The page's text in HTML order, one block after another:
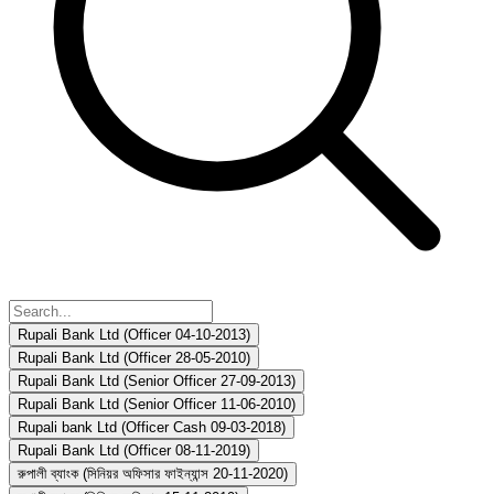
Rupali Bank Ltd (Officer 04-10-2013)
Rupali Bank Ltd (Officer 28-05-2010)
Rupali Bank Ltd (Senior Officer 27-09-2013)
Rupali Bank Ltd (Senior Officer 11-06-2010)
Rupali bank Ltd (Officer Cash 09-03-2018)
Rupali Bank Ltd (Officer 08-11-2019)
রুপালী ব্যাংক (সিনিয়র অফিসার ফাইন্যান্স 20-11-2020)